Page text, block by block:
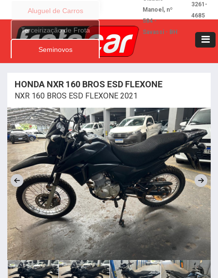
Aluguel de Carros
Terceirização de Frota
Seminovos
Manoel, nº
584 -
Savassi - BH
3261-
4685
HONDA NXR 160 BROS ESD FLEXONE
NXR 160 BROS ESD FLEXONE 2021